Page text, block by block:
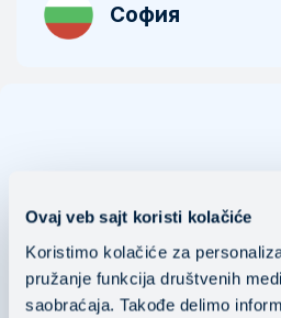
Ovaj veb sajt koristi kolačiće
Koristimo kolačiće za
pružanje funkcija društvenih
saobraćaja. Takođe delimo
София
Мейнстрийм ЕООД
Tsarigradsko shose 115i